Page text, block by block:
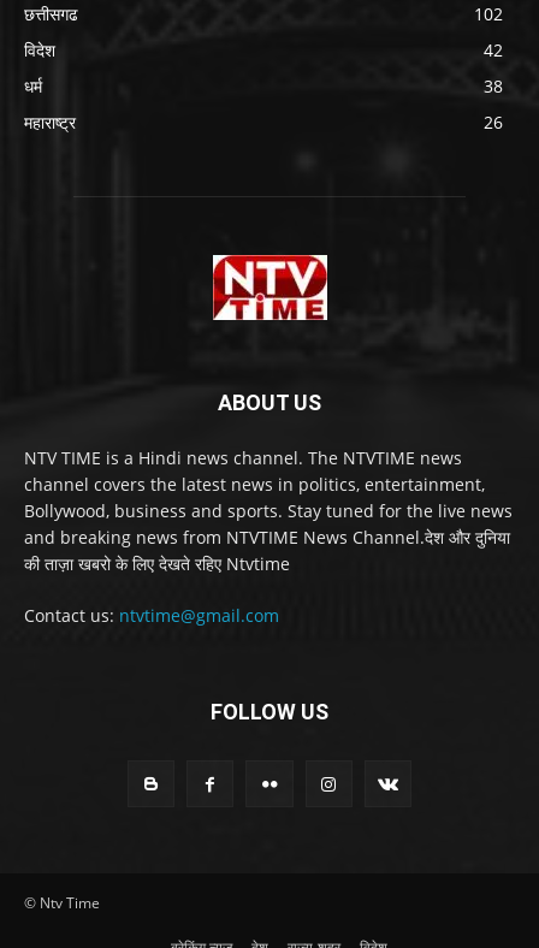
छत्तीसगढ
102
विदेश
42
धर्म
38
महाराष्ट्र
26
ABOUT US
NTV TIME is a Hindi news channel. The NTVTIME news
channel covers the latest news in politics, entertainment,
Bollywood, business and sports. Stay tuned for the live news
and breaking news from NTVTIME News Channel.देश और दुनिया
की ताज़ा खबरो के लिए देखते रहिए Ntvtime
Contact us: ntvtime@gmail.com
FOLLOW US
© Ntv Time